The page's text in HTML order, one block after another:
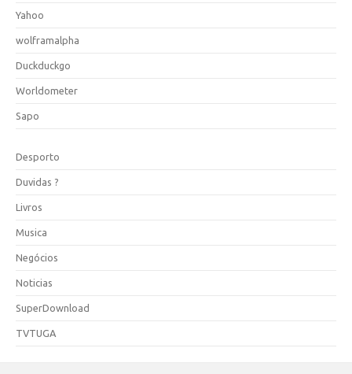
Yahoo
wolframalpha
Duckduckgo
Worldometer
Sapo
Desporto
Duvidas ?
Livros
Musica
Negócios
Noticias
SuperDownload
TVTUGA